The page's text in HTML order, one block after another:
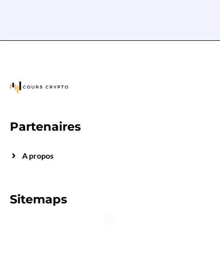
Partenaires
A propos
Sitemaps